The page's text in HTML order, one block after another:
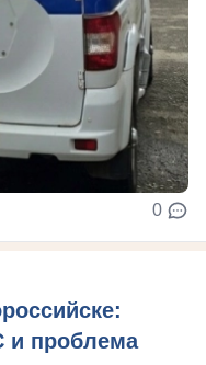
0
и проблема